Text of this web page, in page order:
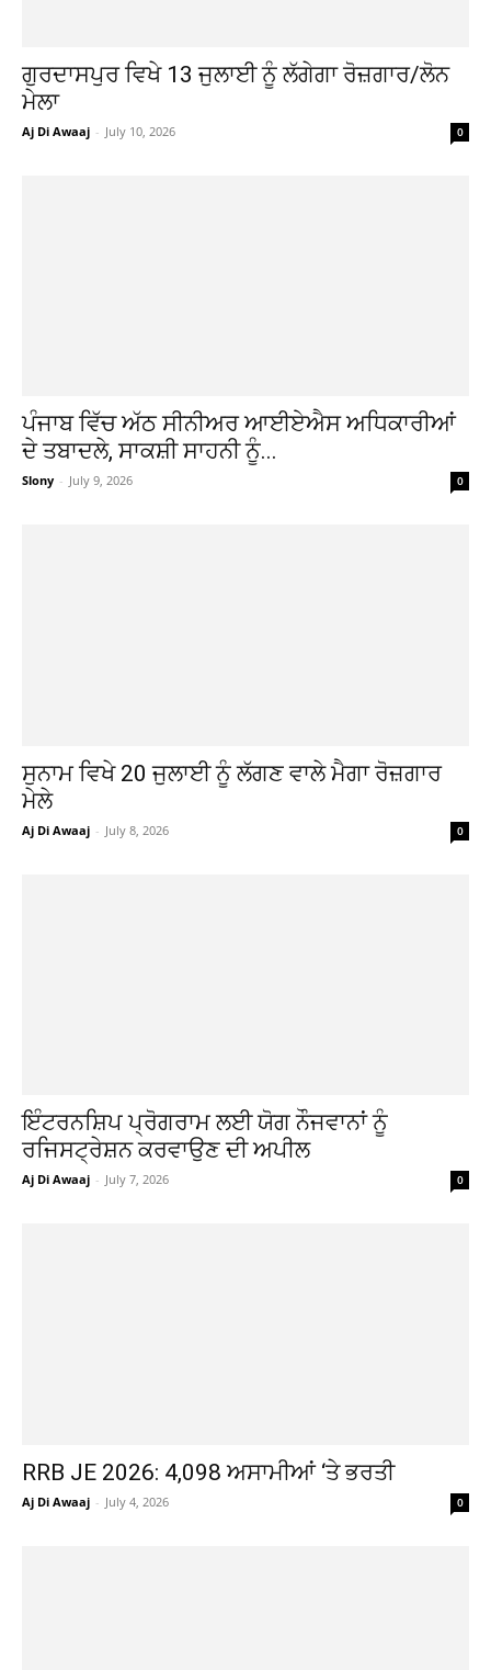
ਗੁਰਦਾਸਪੁਰ ਵਿਖੇ 13 ਜੁਲਾਈ ਨੂੰ ਲੱਗੇਗਾ ਰੋਜ਼ਗਾਰ/ਲੋਨ
ਮੇਲਾ
Aj Di Awaaj - July 10, 2026 0
ਪੰਜਾਬ ਵਿੱਚ ਅੱਠ ਸੀਨੀਅਰ ਆਈਏਐਸ ਅਧਿਕਾਰੀਆਂ
ਦੇ ਤਬਾਦਲੇ, ਸਾਕਸ਼ੀ ਸਾਹਨੀ ਨੂੰ...
Slony - July 9, 2026 0
ਸੁਨਾਮ ਵਿਖੇ 20 ਜੁਲਾਈ ਨੂੰ ਲੱਗਣ ਵਾਲੇ ਮੈਗਾ ਰੋਜ਼ਗਾਰ
ਮੇਲੇ
Aj Di Awaaj - July 8, 2026 0
ਇੰਟਰਨਸ਼ਿਪ ਪ੍ਰੋਗਰਾਮ ਲਈ ਯੋਗ ਨੌਜਵਾਨਾਂ ਨੂੰ
ਰਜਿਸਟ੍ਰੇਸ਼ਨ ਕਰਵਾਉਣ ਦੀ ਅਪੀਲ
Aj Di Awaaj - July 7, 2026 0
RRB JE 2026: 4,098 ਅਸਾਮੀਆਂ ‘ਤੇ ਭਰਤੀ
Aj Di Awaaj - July 4, 2026 0